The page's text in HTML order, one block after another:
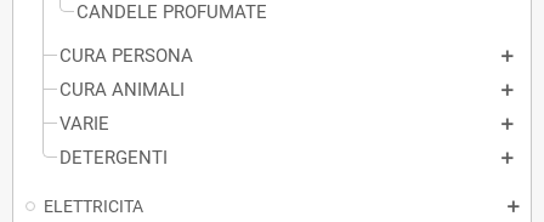
CANDELE PROFUMATE
CURA PERSONA
CURA ANIMALI
VARIE
DETERGENTI
ELETTRICITA